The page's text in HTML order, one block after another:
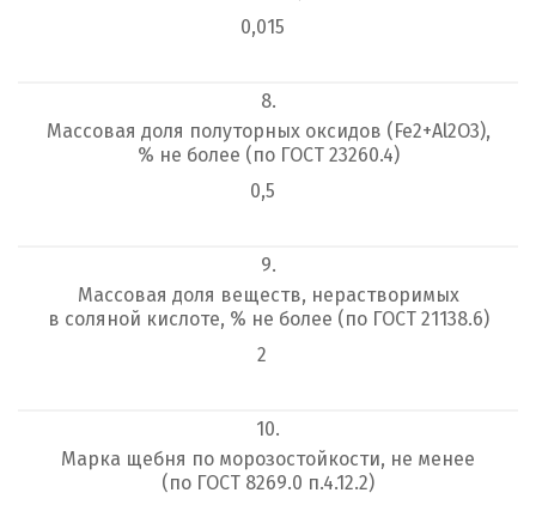
0,015
8.
Массовая доля полуторных оксидов (Fe2+Al2O3),
% не более (по ГОСТ 23260.4)
0,5
9.
Массовая доля веществ, нерастворимых
в соляной кислоте, % не более (по ГОСТ 21138.6)
2
10.
Марка щебня по морозостойкости, не менее
(по ГОСТ 8269.0 п.4.12.2)